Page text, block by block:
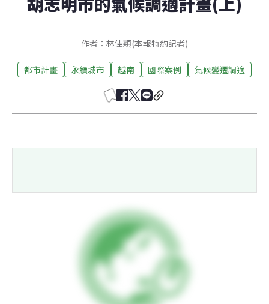
作者：林佳穎(本報特約記者)
都市計畫 永續城市 越南 國際案例 氣候變遷調適